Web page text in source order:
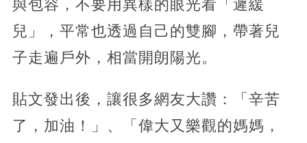
與包容，不要用異樣的眼光看「遲緩
兒」，平常也透過自己的雙腳，帶著兒
子走遍戶外，相當開朗陽光。
貼文發出後，讓很多網友大讚：「辛苦
了，加油！」、「偉大又樂觀的媽媽，